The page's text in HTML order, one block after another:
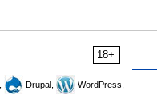
18+
Drupal,
WordPress,